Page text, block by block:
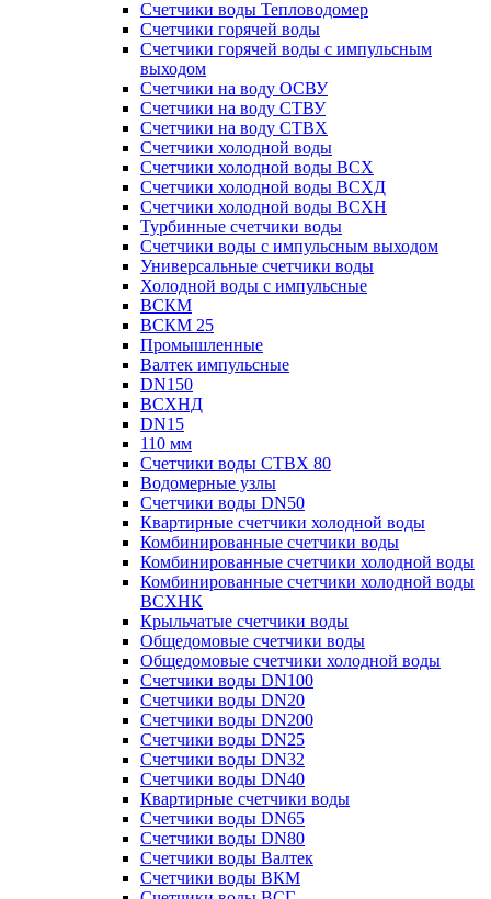
Счетчики воды Тепловодомер
Счетчики горячей воды
Счетчики горячей воды с импульсным
выходом
Счетчики на воду ОСВУ
Счетчики на воду СТВУ
Счетчики на воду СТВХ
Счетчики холодной воды
Счетчики холодной воды ВСХ
Счетчики холодной воды ВСХД
Счетчики холодной воды ВСХН
Турбинные счетчики воды
Счетчики воды с импульсным выходом
Универсальные счетчики воды
Холодной воды с импульсные
ВСКМ
ВСКМ 25
Промышленные
Валтек импульсные
DN150
ВСХНД
DN15
110 мм
Счетчики воды СТВХ 80
Водомерные узлы
Счетчики воды DN50
Квартирные счетчики холодной воды
Комбинированные счетчики воды
Комбинированные счетчики холодной воды
Комбинированные счетчики холодной воды
ВСХНК
Крыльчатые счетчики воды
Общедомовые счетчики воды
Общедомовые счетчики холодной воды
Счетчики воды DN100
Счетчики воды DN20
Счетчики воды DN200
Счетчики воды DN25
Счетчики воды DN32
Счетчики воды DN40
Квартирные счетчики воды
Счетчики воды DN65
Счетчики воды DN80
Счетчики воды Валтек
Счетчики воды ВКМ